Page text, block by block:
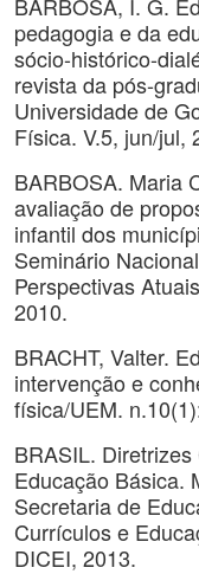
pedagogia e da
sócio-histórico-
revista da pós-
Universidade de
Física. V.5, jun/jul,
BARBOSA. Maria
avaliação de
infantil dos
Seminário
Perspectivas
2010.
BRACHT, Valter.
intervenção e
física/UEM.
BRASIL.
Educação Básica.
Secretaria de
Currículos e
DICEI, 2013.